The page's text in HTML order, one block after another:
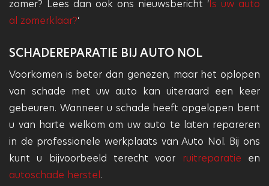
zomer? Lees dan ook ons nieuwsbericht ‘ Is uw auto
al zomerklaar?‘
SCHADEREPARATIE BIJ AUTO NOL
Voorkomen is beter dan genezen, maar het oplopen
van schade met uw auto kan uiteraard een keer
gebeuren. Wanneer u schade heeft opgelopen bent
u van harte welkom om uw auto te laten repareren
in de professionele werkplaats van Auto Nol. Bij ons
kunt u bijvoorbeeld terecht voor ruitreparatie en
autoschade herstel.